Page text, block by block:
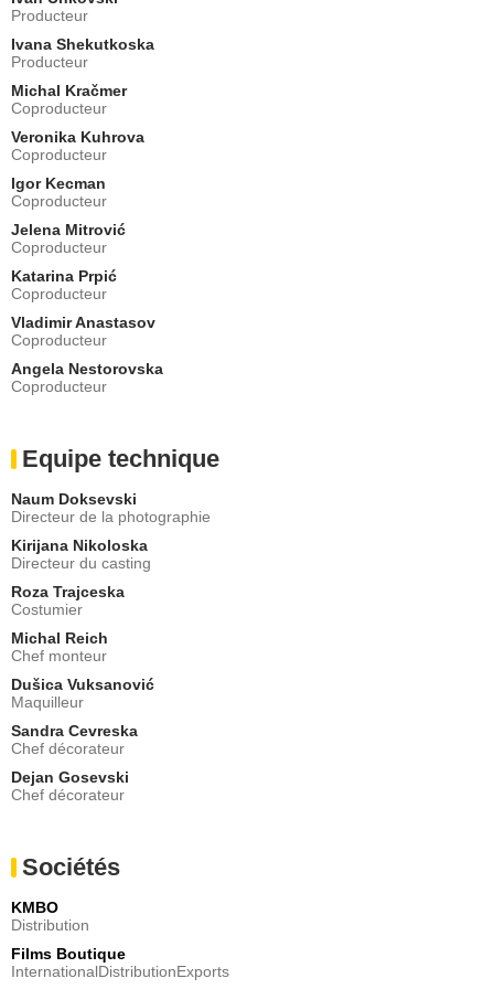
Producteur
Ivana Shekutkoska
Producteur
Michal Kračmer
Coproducteur
Veronika Kuhrova
Coproducteur
Igor Kecman
Coproducteur
Jelena Mitrović
Coproducteur
Katarina Prpić
Coproducteur
Vladimir Anastasov
Coproducteur
Angela Nestorovska
Coproducteur
Equipe technique
Naum Doksevski
Directeur de la photographie
Kirijana Nikoloska
Directeur du casting
Roza Trajceska
Costumier
Michal Reich
Chef monteur
Dušica Vuksanović
Maquilleur
Sandra Cevreska
Chef décorateur
Dejan Gosevski
Chef décorateur
Sociétés
KMBO
Distribution
Films Boutique
InternationalDistributionExports